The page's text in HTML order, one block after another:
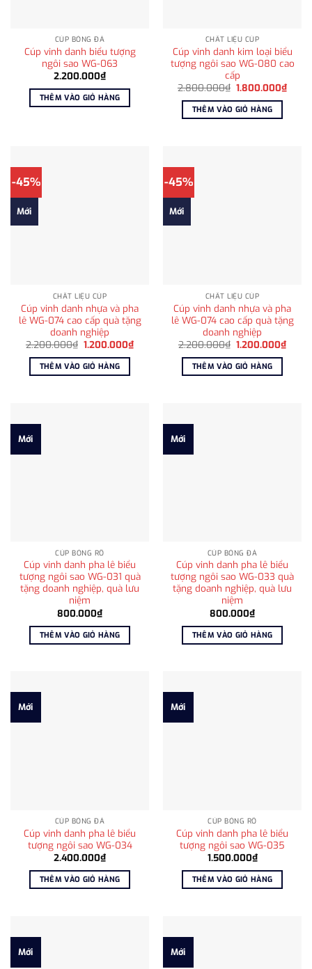
CÚP BÓNG ĐÁ
Cúp vinh danh biểu tượng
ngôi sao WG-063
2.200.000₫
THÊM VÀO GIỎ HÀNG
CHẤT LIỆU CÚP
Cúp vinh danh kim loại biểu
tượng ngôi sao WG-080 cao
cấp
2.800.000₫ Giá
là:
2.800.000₫.
1.800.000₫Giá
hiện
THÊM VÀO GIỎ HÀNG
-45%
Mới
CHẤT LIỆU CÚP
Cúp vinh danh nhựa và pha
lê WG-074 cao cấp quà tặng
doanh nghiệp
2.200.000₫ Giá
là:
2.200.000₫.
1.200.000₫Giá
hiện
1.200.000₫.
THÊM VÀO GIỎ HÀNG
-45%
Mới
CHẤT LIỆU CÚP
Cúp vinh danh nhựa và pha
lê WG-074 cao cấp quà tặng
doanh nghiệp
2.200.000₫ Giá
là:
2.200.000₫.
1.200.000₫Giá
hiện
THÊM VÀO GIỎ HÀNG
Mới
CÚP BÓNG RỔ
Cúp vinh danh pha lê biểu
tượng ngôi sao WG-031 quà
tặng doanh nghiệp, quà lưu
niệm
800.000₫
THÊM VÀO GIỎ HÀNG
Mới
CÚP BÓNG ĐÁ
Cúp vinh danh pha lê biểu
tượng ngôi sao WG-033 quà
tặng doanh nghiệp, quà lưu
niệm
800.000₫
THÊM VÀO GIỎ HÀNG
Mới
CÚP BÓNG ĐÁ
Cúp vinh danh pha lê biểu
tượng ngôi sao WG-034
2.400.000₫
THÊM VÀO GIỎ HÀNG
Mới
CÚP BÓNG RỔ
Cúp vinh danh pha lê biểu
tượng ngôi sao WG-035
1.500.000₫
THÊM VÀO GIỎ HÀNG
Mới Mới